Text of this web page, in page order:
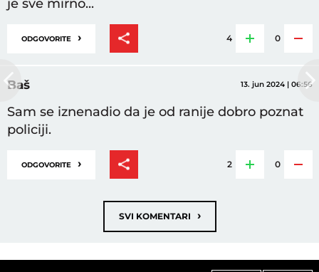
je sve mirno...
ODGOVORITE › 4 0
Baš 13. jun 2024 | 06:56
Sam se iznenadio da je od ranije dobro poznat
policiji.
ODGOVORITE › 2 0
SVI KOMENTARI ›